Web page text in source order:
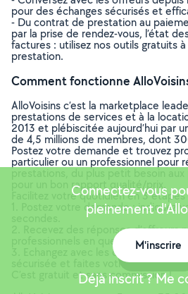
pour des échanges sécurisés et
- Du contrat de prestation au
par la prise de rendez-vous, l’état
factures : utilisez nos outils gratuits
prestation.
Comment fonctionne
AlloVoisins c’est la marketplace
prestations de services et à la
2013 et plébiscitée aujourd’hui par
de 4,5 millions de membres, dont
Postez votre demande et trouvez
particulier ou un professionnel pour
pour un bon rapport qualité/prix.
Facilitez votre quotidien en 3 étapes
1. Postez votre demande : indiquez
2. Recevez des réponses d’offreurs
professionnels en quelques minutes.
3. Echangez avec les offreurs
sécurisée et faites votre choix !
C’est gratuit et sans commission !
Connectez-vous
pleinement
M'inscrire
Déjà inscrit ? Me